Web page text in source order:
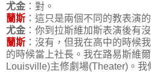
尤金 ：對。
蘭斯 ：這只是兩個不同的教表演
尤金 ：你到拉斯維加斯表演後有
蘭斯 ：沒有，但我在高中的時候
的時候當上社長。我在路易斯維
Louisville)主修劇場(Theater)。我